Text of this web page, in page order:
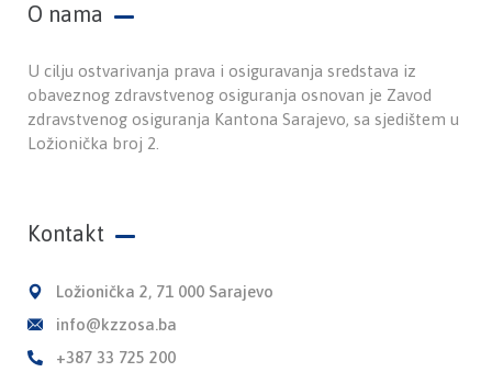
O nama
U cilju ostvarivanja prava i osiguravanja sredstava iz
obaveznog zdravstvenog osiguranja osnovan je Zavod
zdravstvenog osiguranja Kantona Sarajevo, sa sjedištem u
Ložionička broj 2.
Kontakt
Ložionička 2, 71 000 Sarajevo
info@kzzosa.ba
+387 33 725 200